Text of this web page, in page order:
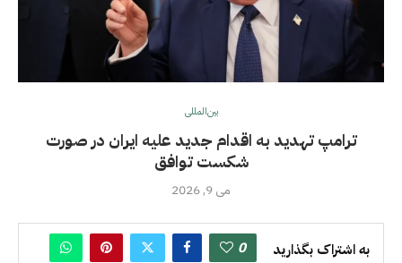
بین‌المللی
ترامپ تهدید به اقدام جدید علیه ایران در صورت
شکست توافق
می 9, 2026
به اشتراک بگذارید 0